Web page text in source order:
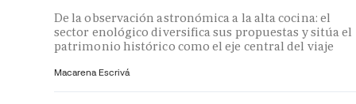
De la observación astronómica a la alta cocina: el
sector enológico diversifica sus propuestas y sitúa el
patrimonio histórico como el eje central del viaje
Macarena Escrivá